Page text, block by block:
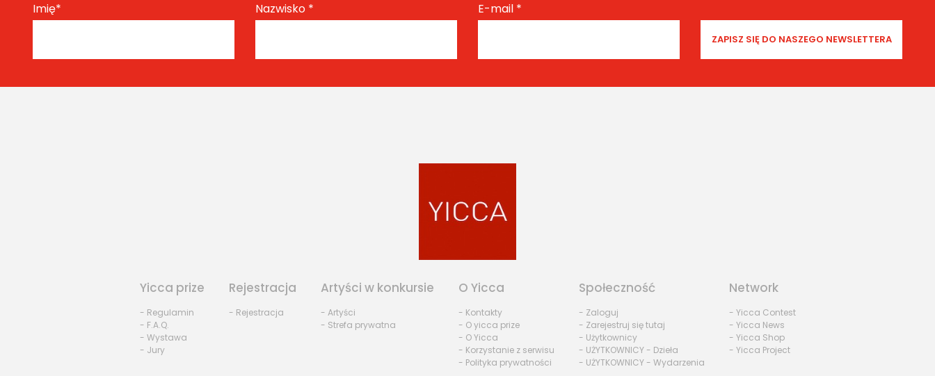
Imię* Nazwisko * E-mail *
Yicca prize
- Regulamin
- F.A.Q.
- Wystawa
- Jury
Rejestracja
- Rejestracja
Artyści w konkursie
- Artyści
- Strefa prywatna
O Yicca
- Kontakty
- O yicca prize
- O Yicca
- Korzystanie z serwisu
- Polityka prywatności
Społeczność
- Zaloguj
- Zarejestruj się tutaj
- Użytkownicy
- UŻYTKOWNICY - Dzieła
- UŻYTKOWNICY - Wydarzenia
Network
- Yicca Contest
- Yicca News
- Yicca Shop
- Yicca Project